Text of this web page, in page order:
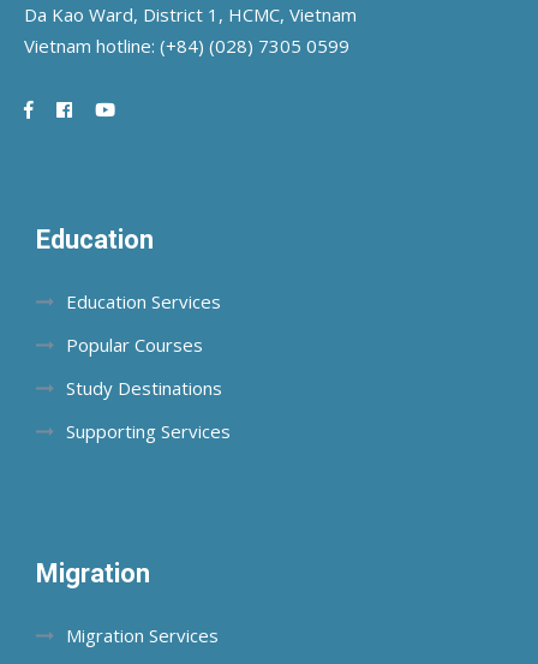
Da Kao Ward, District 1, HCMC, Vietnam
Vietnam hotline: (+84) (028) 7305 0599
Education
Education Services
Popular Courses
Study Destinations
Supporting Services
Migration
Migration Services